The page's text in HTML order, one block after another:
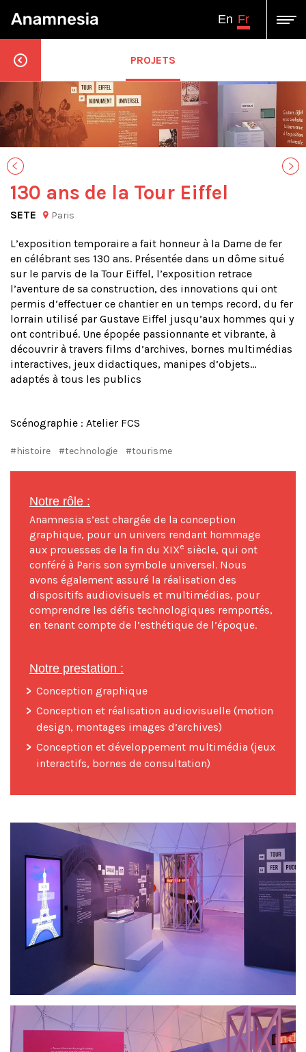
En Fr
PROJETS
130 ans de la Tour Eiffel
SETE Paris
L’exposition temporaire a fait honneur à la Dame de fer
en célébrant ses 130 ans. Présentée dans un dôme situé
sur le parvis de la Tour Eiffel, l’exposition retrace
l’aventure de sa construction, des innovations qui ont
permis d’effectuer ce chantier en un temps record, du fer
lorrain utilisé par Gustave Eiffel jusqu’aux hommes qui y
ont contribué. Une épopée passionnante et vibrante, à
découvrir à travers films d’archives, bornes multimédias
interactives, jeux didactiques, manipes d’objets…
adaptés à tous les publics
Scénographie : Atelier FCS
#histoire #technologie #tourisme
Notre rôle :
Anamnesia s’est chargée de la conception
graphique, pour un univers rendant hommage
aux prouesses de la fin du XIXe siècle, qui ont
conféré à Paris son symbole universel. Nous
avons également assuré la réalisation des
dispositifs audiovisuels et multimédias, pour
comprendre les défis technologiques remportés,
en tenant compte de l’esthétique de l’époque.
Notre prestation :
Conception graphique
Conception et réalisation audiovisuelle (motion
design, montages images d’archives)
Conception et développement multimédia (jeux
interactifs, bornes de consultation)